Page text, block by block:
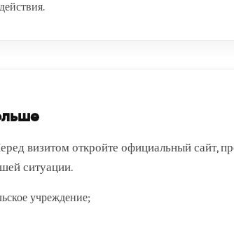
визитом откройте официальный сайт,
ситуации.
учреждение;